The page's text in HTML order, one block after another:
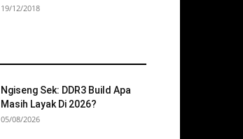
19/12/2018
Ngiseng Sek: DDR3 Build Apa
Masih Layak Di 2026?
05/08/2026